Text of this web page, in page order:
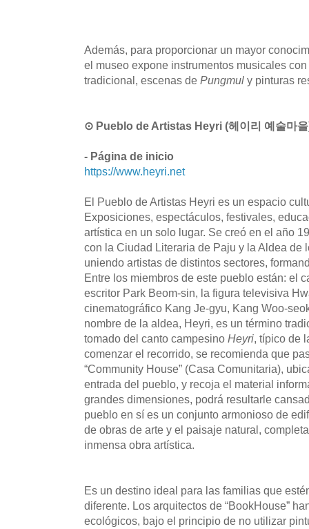
Además, para proporcionar un mayor
el museo expone instrumentos musicales
tradicional, escenas de Pungmul y pinturas
⊙ Pueblo de Artistas Heyri (헤이리 예술마
- Página de inicio
https://www.heyri.net
El Pueblo de Artistas Heyri es un espacio
Exposiciones, espectáculos, festivales,
artística en un solo lugar. Se creó en el año
con la Ciudad Literaria de Paju y la Aldea de
uniendo artistas de distintos sectores,
Entre los miembros de este pueblo están: el
escritor Park Beom-sin, la figura televisiva
cinematográfico Kang Je-gyu, Kang Woo-
nombre de la aldea, Heyri, es un término
tomado del canto campesino Heyri, típico de
comenzar el recorrido, se recomienda que
“Community House” (Casa Comunitaria),
entrada del pueblo, y recoja el material
grandes dimensiones, podrá resultarle
pueblo en sí es un conjunto armonioso de
de obras de arte y el paisaje natural,
inmensa obra artística.
Es un destino ideal para las familias que
diferente. Los arquitectos de “BookHouse”
ecológicos, bajo el principio de no utilizar